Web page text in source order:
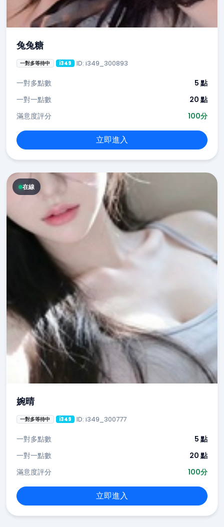
兔兔糖
一對多等待中 i349 ID: i349_300893
一對多點數
5 點
一對一點數
20 點
滿意度評分
100分
立即進入
在線
婉晴
一對多等待中 i349 ID: i349_300777
一對多點數
5 點
一對一點數
20 點
滿意度評分
100分
立即進入